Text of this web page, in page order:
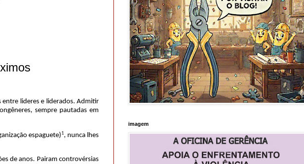
entre lideres e liderados. Admitir
sempre pautadas em
espaguete)1, nunca lhes
de anos. Pairam controvérsias
imagem